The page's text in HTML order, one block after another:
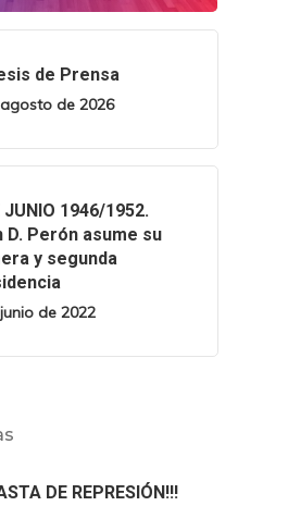
de Prensa
de 2026
JUNIO 1946/1952.
D. Perón asume su
y segunda
de 2022
DE REPRESIÓN!!!